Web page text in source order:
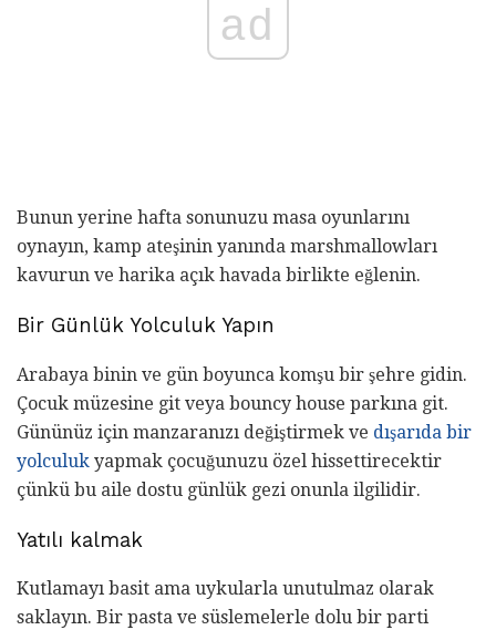
ad
Bunun yerine hafta sonunuzu masa oyunlarını
oynayın, kamp ateşinin yanında marshmallowları
kavurun ve harika açık havada birlikte eğlenin.
Bir Günlük Yolculuk Yapın
Arabaya binin ve gün boyunca komşu bir şehre gidin.
Çocuk müzesine git veya bouncy house parkına git.
Gününüz için manzaranızı değiştirmek ve dışarıda bir
yolculuk yapmak çocuğunuzu özel hissettirecektir
çünkü bu aile dostu günlük gezi onunla ilgilidir.
Yatılı kalmak
Kutlamayı basit ama uykularla unutulmaz olarak
saklayın. Bir pasta ve süslemelerle dolu bir parti